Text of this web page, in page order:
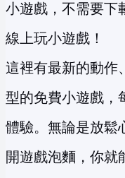
小遊戲，不需要下
線上玩小遊戲！
這裡有最新的動作
型的免費小遊戲，
體驗。無論是放鬆
開遊戲泡麵，你就